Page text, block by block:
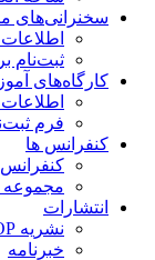
سخنرانی‌های
اطلاعات
ثبت‌نام
کارگاه‌های
اطلاعات
فرم
کنفرانس ها
کنفرانس
مجموعه
انتشارات
نشریه IJOP
خبرنامه